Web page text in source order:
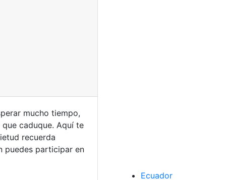
mucho tiempo,
caduque. Aquí te
recuerda
puedes participar en
Ecuador